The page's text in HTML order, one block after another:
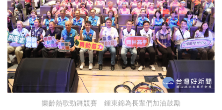
樂齡熱歌勁舞競賽 鍾東錦為長輩們加油鼓勵